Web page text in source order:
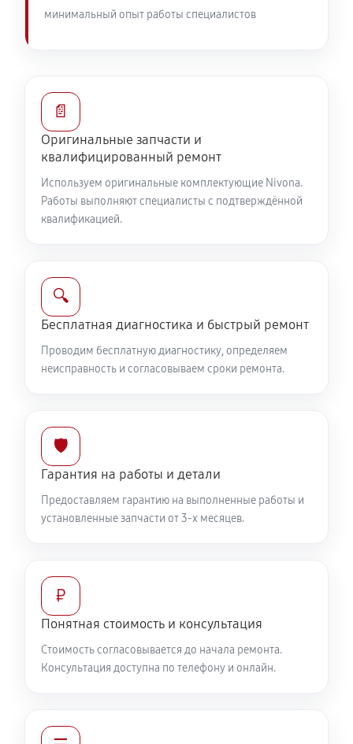
минимальный опыт работы специалистов
📄
Оригинальные запчасти и
квалифицированный ремонт
Используем оригинальные комплектующие Nivona.
Работы выполняют специалисты с подтверждённой
квалификацией.
🔍
Бесплатная диагностика и быстрый ремонт
Проводим бесплатную диагностику, определяем
неисправность и согласовываем сроки ремонта.
🛡️
Гарантия на работы и детали
Предоставляем гарантию на выполненные работы и
установленные запчасти от 3-х месяцев.
₽
Понятная стоимость и консультация
Стоимость согласовывается до начала ремонта.
Консультация доступна по телефону и онлайн.